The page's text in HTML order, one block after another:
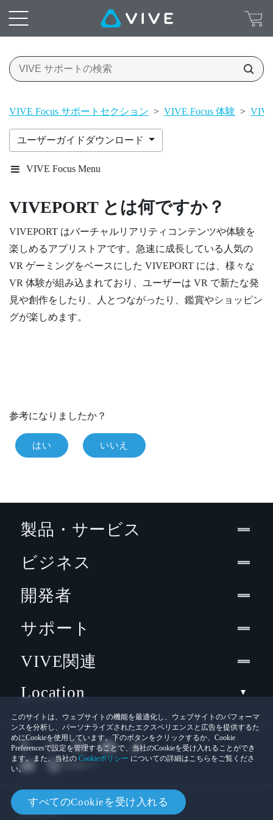
VIVE Focus サポートセクション > VIVE Focus 体験 >
ユーザーガイドダウンロード
VIVE Focus Menu
VIVEPORTとは何ですか？
VIVEPORT はバーチャルリアリティコンテンツや体験を
楽しめるアプリストアです。急速に成長している人気の
VR ゲーミングをベースにした VIVEPORT には、様々な
VR 体験が組み込まれており、ユーザーは VR で新たな発
見や創作をしたり、人とつながったり、鑑賞やショッピン
グが楽しめます。
参考になりましたか？
はい いいえ
このサイトは、ウェブサイトの機能を最適化し、ウェブサイトのパフォーマ
ンスを分析し、パーソナライズされたエクスペリエンスと広告を提供するた
めにCookieを使用しています。下のボタンをクリックするか、Cookie
Preferencesで設定を管理することで、当社のCookieを受け入れることができ
ます。また、当社の Cookieポリシー についての詳細はこちらをご覧くださ
い。
すべてのCookieを受け入れる
製品・サービス
ビジネス
開発者
サポート
VIVE関連
Location
© 2011-2026 HTC Corporation
法的情報
Cookies